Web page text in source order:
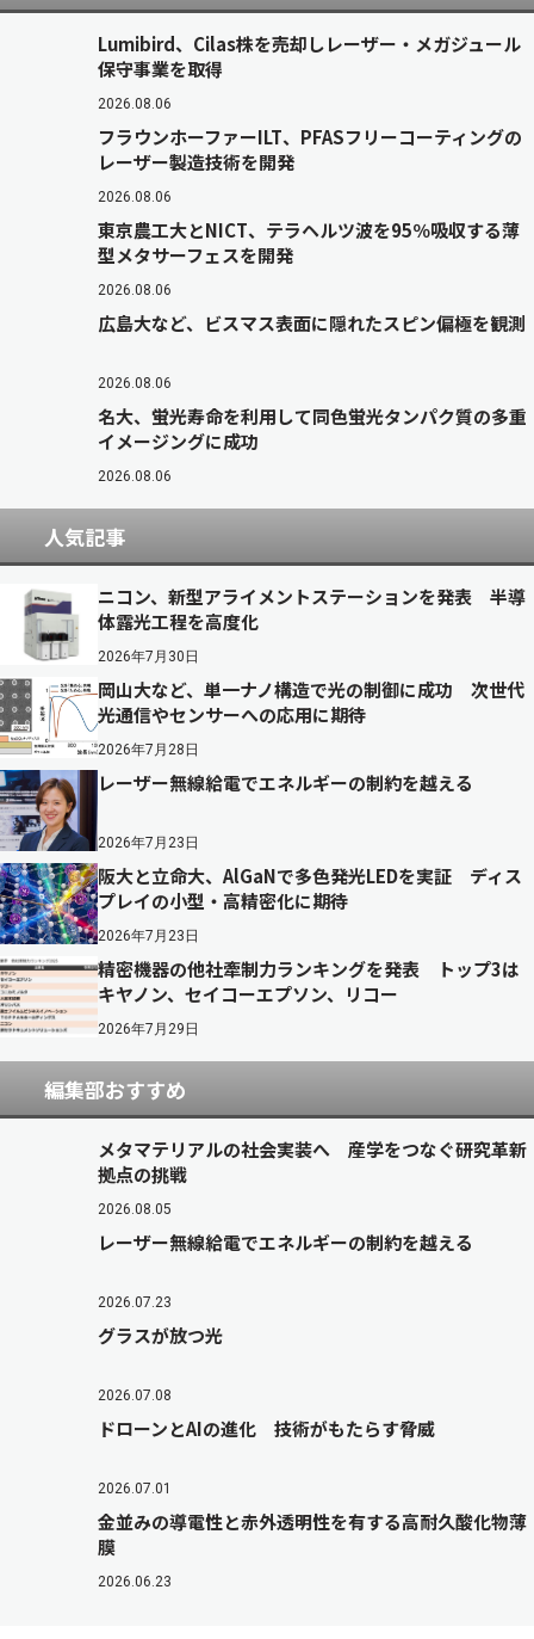
Lumibird、Cilas株を売却しレーザー・メガジュール
保守事業を取得
2026.08.06
フラウンホーファーILT、PFASフリーコーティングの
レーザー製造技術を開発
2026.08.06
東京農工大とNICT、テラヘルツ波を95％吸収する薄
型メタサーフェスを開発
2026.08.06
広島大など、ビスマス表面に隠れたスピン偏極を観測
2026.08.06
名大、蛍光寿命を利用して同色蛍光タンパク質の多重
イメージングに成功
2026.08.06
人気記事
ニコン、新型アライメントステーションを発表 半導
体露光工程を高度化
2026年7月30日
岡山大など、単一ナノ構造で光の制御に成功 次世代
光通信やセンサーへの応用に期待
2026年7月28日
レーザー無線給電でエネルギーの制約を越える
2026年7月23日
阪大と立命大、AlGaNで多色発光LEDを実証 ディス
プレイの小型・高精密化に期待
2026年7月23日
精密機器の他社牽制力ランキングを発表 トップ3は
キヤノン、セイコーエプソン、リコー
2026年7月29日
編集部おすすめ
メタマテリアルの社会実装へ 産学をつなぐ研究革新
拠点の挑戦
2026.08.05
レーザー無線給電でエネルギーの制約を越える
2026.07.23
グラスが放つ光
2026.07.08
ドローンとAIの進化 技術がもたらす脅威
2026.07.01
金並みの導電性と赤外透明性を有する高耐久酸化物薄
膜
2026.06.23